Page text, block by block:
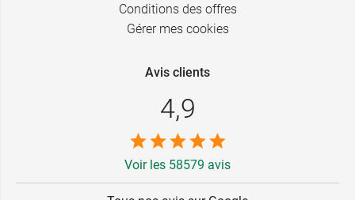
Conditions des offres
Gérer mes cookies
Avis clients
4,9
Voir les 58579 avis